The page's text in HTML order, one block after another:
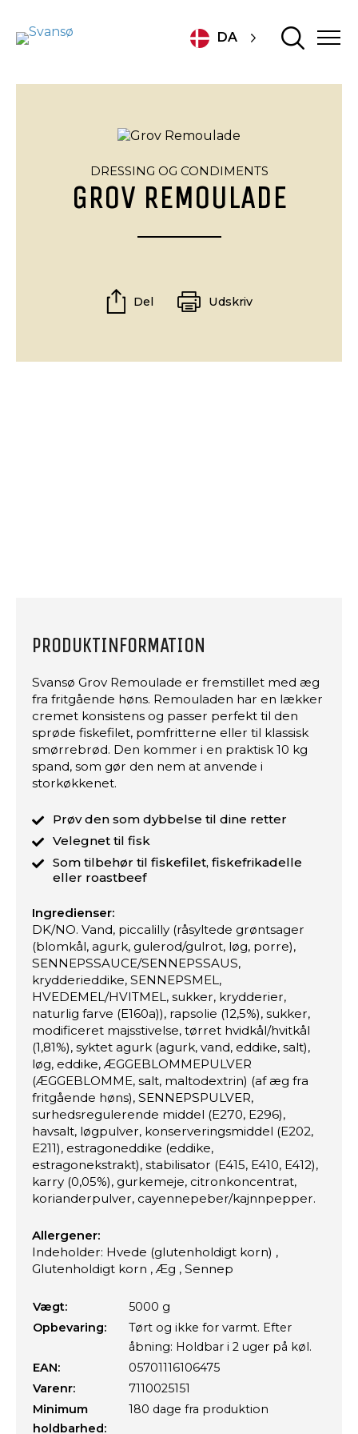
DA
DRESSING OG CONDIMENTS
GROV REMOULADE
Del Udskriv
PRODUKTINFORMATION
Svansø Grov Remoulade er fremstillet med æg
fra fritgående høns. Remouladen har en lækker
cremet konsistens og passer perfekt til den
sprøde fiskefilet, pomfritterne eller til klassisk
smørrebrød. Den kommer i en praktisk 10 kg
spand, som gør den nem at anvende i
storkøkkenet.
Prøv den som dybbelse til dine retter
Velegnet til fisk
Som tilbehør til fiskefilet, fiskefrikadelle
eller roastbeef
Ingredienser:
DK/NO. Vand, piccalilly (råsyltede grøntsager
(blomkål, agurk, gulerod/gulrot, løg, porre),
SENNEPSSAUCE/SENNEPSSAUS,
krydderieddike, SENNEPSMEL,
HVEDEMEL/HVITMEL, sukker, krydderier,
naturlig farve (E160a)), rapsolie (12,5%), sukker,
modificeret majsstivelse, tørret hvidkål/hvitkål
(1,81%), syktet agurk (agurk, vand, eddike, salt),
løg, eddike, ÆGGEBLOMMEPULVER
(ÆGGEBLOMME, salt, maltodextrin) (af æg fra
fritgående høns), SENNEPSPULVER,
surhedsregulerende middel (E270, E296),
havsalt, løgpulver, konserveringsmiddel (E202,
E211), estragoneddike (eddike,
estragonekstrakt), stabilisator (E415, E410, E412),
karry (0,05%), gurkemeje, citronkoncentrat,
korianderpulver, cayennepeber/kajnnpepper.
Allergener:
Indeholder: Hvede (glutenholdigt korn) ,
Glutenholdigt korn , Æg , Sennep
Vægt:
5000 g
Opbevaring:
Tørt og ikke for varmt. Efter
åbning: Holdbar i 2 uger på køl.
EAN:
05701116106475
Varenr:
7110025151
Minimum
holdbarhed:
180 dage fra produktion